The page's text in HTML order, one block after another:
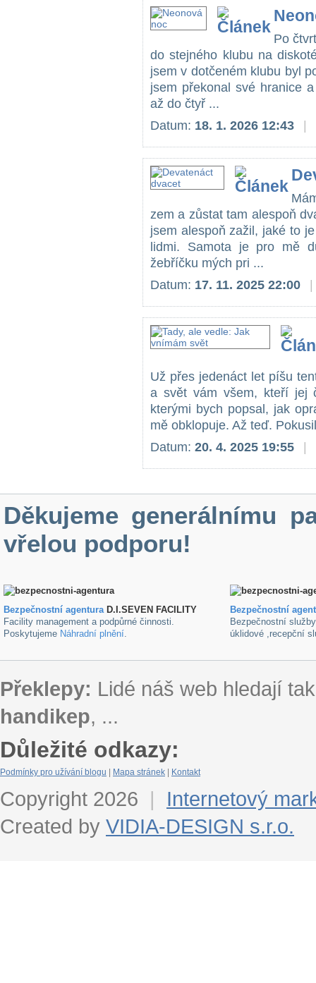
Po
do stejného klubu na
jsem v dotčeném klubu byl
jsem překonal své hranice
až do čtyř ...
Datum: 18. 1. 2026 12:43
zem a zůstat tam alespoň
jsem alespoň zažil, jaké to
lidmi. Samota je pro mě
žebříčku mých pri ...
Datum: 17. 11. 2025 22:00
Už přes jedenáct let píšu
a svět vám všem, kteří jej
kterými bych popsal, jak
mě obklopuje. Až teď.
Datum: 20. 4. 2025 19:55
Děkujeme generálnímu
vřelou podporu!
Bezpečnostní agenturaD.I.SEVEN FACILITY
Facility management a podpůrné činnosti.
Poskytujeme Náhradní plnění.
Bezpečnostní
Bezpečnostní
úklidové ,recepční
Překlepy: Lidé náš web hledají
handikep, ...
Důležité odkazy:
Podmínky pro užívání blogu Mapa stránek Kontakt
Copyright 2026 |
Internetový
Created by VIDIA-DESIGN s.r.o.